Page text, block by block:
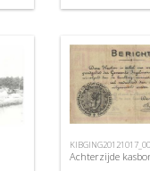
Achterzijde